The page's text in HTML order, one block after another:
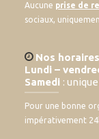
Aucune prise de
sociaux,
Nos horaires
Lundi –
Samedi :
Pour une bonne
impérativement